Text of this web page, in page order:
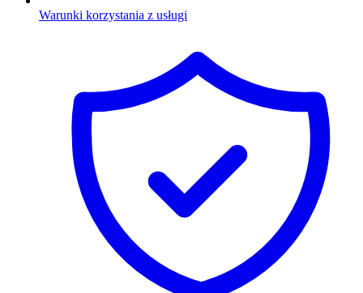
Warunki korzystania z usługi